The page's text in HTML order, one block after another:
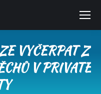
VYČERPAT Z
V PRIVATE